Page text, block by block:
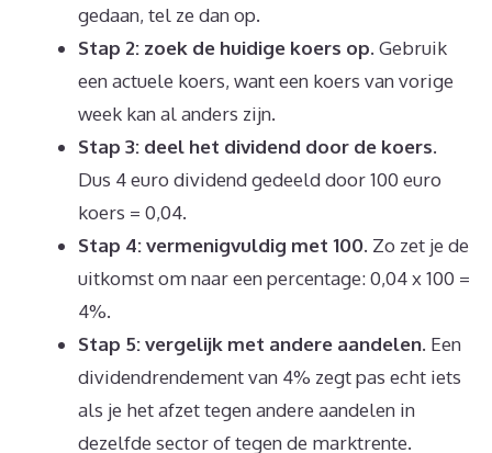
gedaan, tel ze dan op.
Stap 2: zoek de huidige koers op. Gebruik
een actuele koers, want een koers van vorige
week kan al anders zijn.
Stap 3: deel het dividend door de koers.
Dus 4 euro dividend gedeeld door 100 euro
koers = 0,04.
Stap 4: vermenigvuldig met 100. Zo zet je de
uitkomst om naar een percentage: 0,04 x 100 =
4%.
Stap 5: vergelijk met andere aandelen. Een
dividendrendement van 4% zegt pas echt iets
als je het afzet tegen andere aandelen in
dezelfde sector of tegen de marktrente.